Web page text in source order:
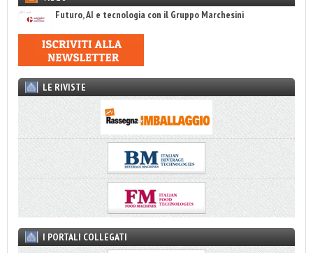
Futuro, AI e tecnologia con il Gruppo Marchesini
LE RIVISTE
I PORTALI COLLEGATI